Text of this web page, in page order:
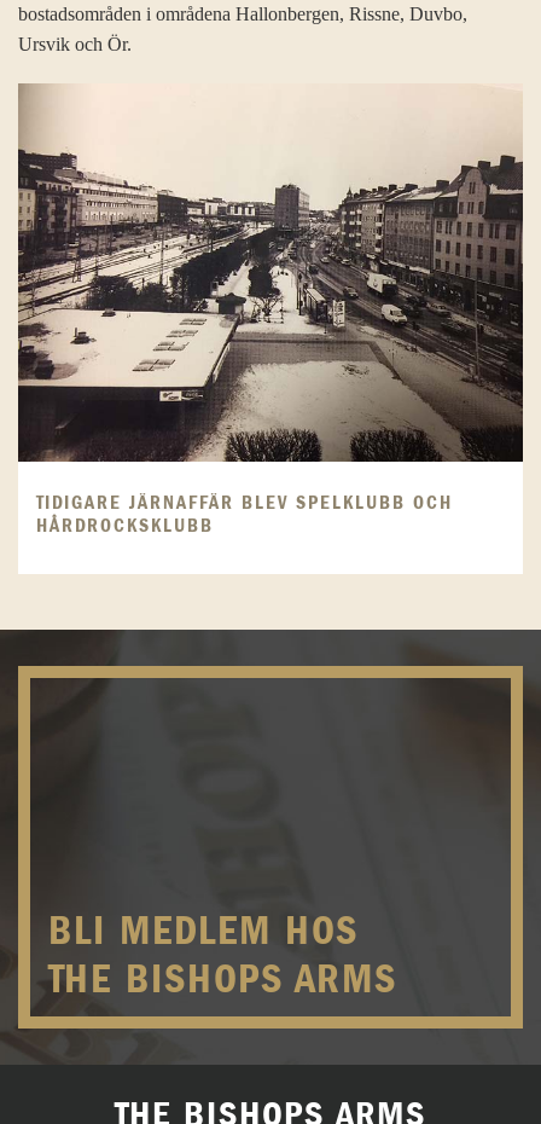
bostadsområden i områdena Hallonbergen, Rissne, Duvbo,
Ursvik och Ör.
TIDIGARE JÄRNAFFÄR BLEV SPELKLUBB OCH
HÅRDROCKSKLUBB
BLI MEDLEM HOS
THE BISHOPS ARMS
THE BISHOPS ARMS